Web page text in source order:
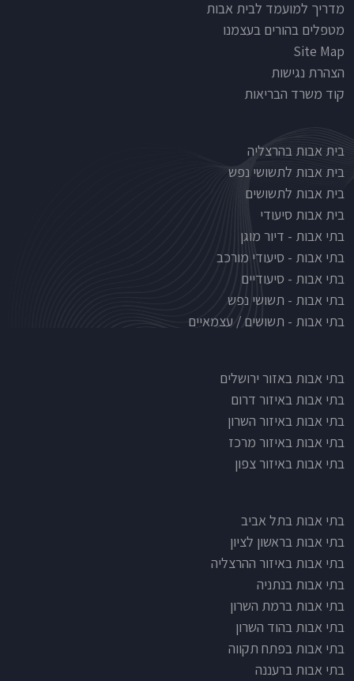
מדריך למועמד לבית אבות
מטפלים בהורים בעצמנו
Site Map
הצהרת נגישות
קוד משרד הבריאות
Nursinghouse type
בית אבות בהרצליה
בית אבות לתשושי נפש
בית אבות לתשושים
בית אבות סיעודי
בתי אבות - דיור מוגן
בתי אבות - סיעודי מורכב
בתי אבות - סיעודיים
בתי אבות - תשושי נפש
בתי אבות - תשושים / עצמאיים
בתי אבות לפי אזורים
בתי אבות באזור ירושלים
בתי אבות באיזור דרום
בתי אבות באיזור השרון
בתי אבות באיזור מרכז
בתי אבות באיזור צפון
בתי אבות בתל אביב
בתי אבות בראשון לציון
בתי אבות באיזור ההרצליה
בתי אבות בנתניה
בתי אבות ברמת השרון
בתי אבות בהוד השרון
בתי אבות בפתח תקווה
בתי אבות ברעננה